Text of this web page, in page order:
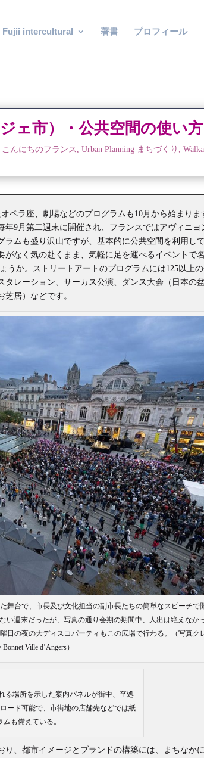
Fujii intercultural 著書 プロフィール
ェ市）・公共空間の使い方
こんにちのフランス ,Urban Planning まちづくり ,
ペラ座、劇場などのプログラムも10月から始まりま
9月第二週末に開催され、フランスではアヴィニヨ
ムも盛り沢山ですが、基本的に公共空間を利用し
なく気の赴くまま、気軽に足を運べるイベントで
うか。ストリートアートのプログラムには125以上
レーション、サーカス公演、ダンス大会（日本の
居）などです。
舞台で、市長及び文化担当の副市長たちの簡単なスピーチで
い週末だったが、写真の通り会期の期間中、人出は絶えなか
日の夜の大ディスコパーティもこの広場で行わる。（写真ク
Ville d’Angers）
る場所を示した案内パネルが街中、至処
ード可能で、市街地の店舗先などでは紙
も備えている。
り、都市イメージとブランドの構築には、まちなか